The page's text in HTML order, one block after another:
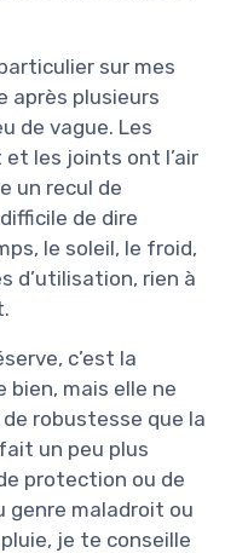
sur mes
après plusieurs
de vague. Les
les joints ont l’air
un recul de
de dire
le soleil, le froid,
d’utilisation, rien à
c’est la
bien, mais elle ne
robustesse que la
un peu plus
protection ou de
genre maladroit ou
je te conseille